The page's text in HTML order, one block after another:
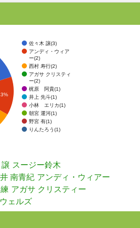
佐々木 譲(3)
アンディ・ウィア
ー(2)
西村 寿行(2)
アガサ クリスティ
ー(2)
梶原 阿貴(1)
井上 先斗(1)
小林 エリカ(1)
朝宮 運河(1)
野宮 有(1)
りんたろう(1)
譲 スージー鈴木
南青紀 アンディ・ウィアー
アガサ クリスティー
ェルズ